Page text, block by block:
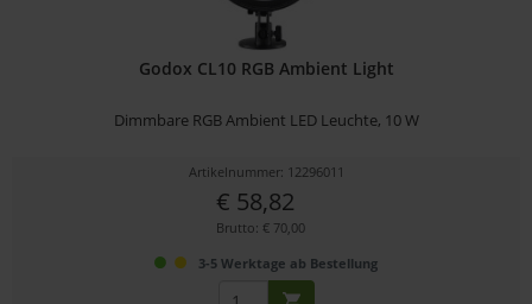
Godox CL10 RGB Ambient Light
Dimmbare RGB Ambient LED Leuchte, 10 W
Artikelnummer: 12296011
€ 58,82
Brutto: € 70,00
3-5 Werktage ab Bestellung